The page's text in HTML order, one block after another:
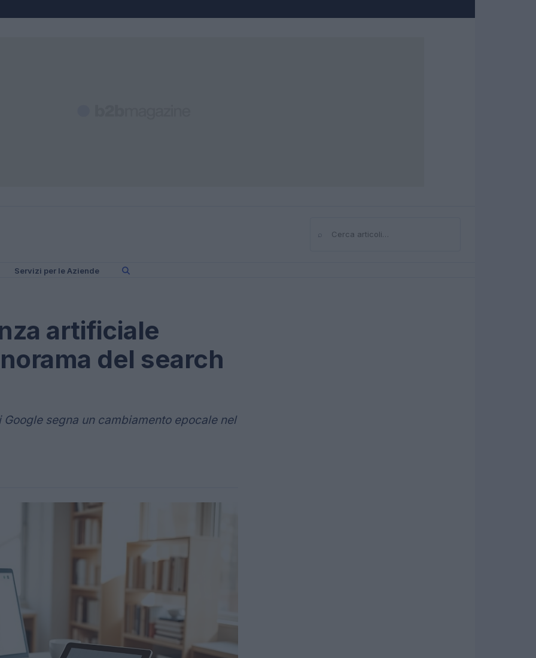
⌕Cerca
Servizi per le Aziende
artificiale
del search
segna un cambiamento epocale nel